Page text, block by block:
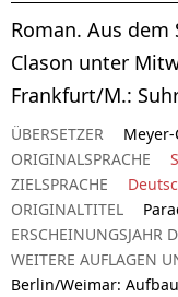
Roman. Aus dem
Clason unter
Frankfurt/M.:
ÜBERSETZER
ORIGINALSPRACHE
ZIELSPRACHE
ORIGINALTITEL
ERSCHEINUNGSJAHR
WEITERE AUFLAGEN
Berlin/Weimar: